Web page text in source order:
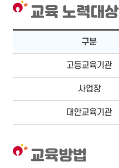
교육 노력대상
구분
고등교육기관
사업장
대안교육기관
교육방법